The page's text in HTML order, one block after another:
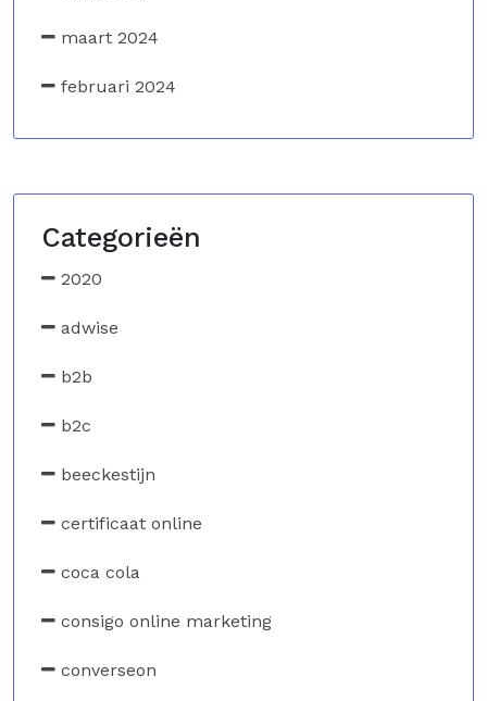
maart 2024
februari 2024
Categorieën
2020
adwise
b2b
b2c
beeckestijn
certificaat online
coca cola
consigo online marketing
converseon